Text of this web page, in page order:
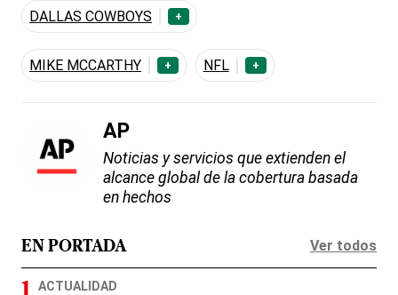
DALLAS COWBOYS
+
MIKE MCCARTHY + NFL +
AP
Noticias y servicios que extienden el
alcance global de la cobertura basada
en hechos
EN PORTADA Ver todos
ACTUALIDAD